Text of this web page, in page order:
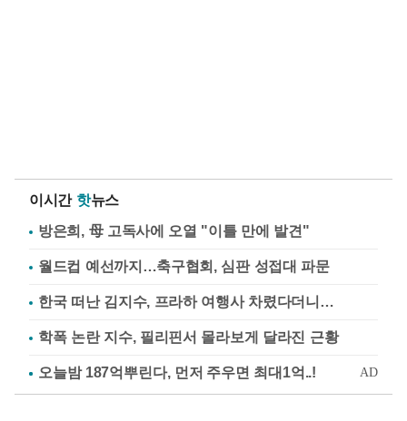
이시간 핫뉴스
방은희, 母 고독사에 오열 "이틀 만에 발견"
월드컵 예선까지…축구협회, 심판 성접대 파문
한국 떠난 김지수, 프라하 여행사 차렸다더니…
학폭 논란 지수, 필리핀서 몰라보게 달라진 근황